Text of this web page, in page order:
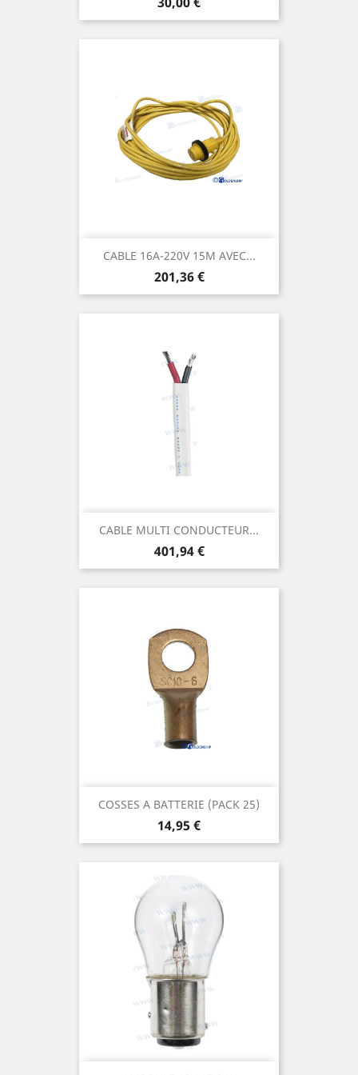
CABLE 16A-220V 15M AVEC...
Prix
201,36 €
CABLE MULTI CONDUCTEUR...
Prix
401,94 €
COSSES A BATTERIE (PACK 25)
Prix
14,95 €